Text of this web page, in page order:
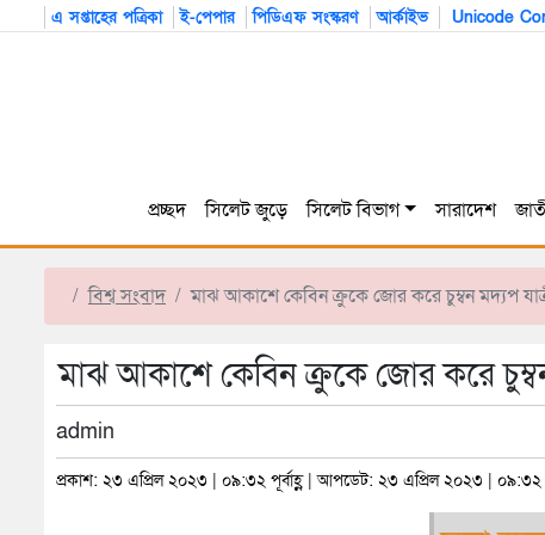
এ সপ্তাহের পত্রিকা ই-পেপার পিডিএফ সংস্করণ আর্কাইভ Unicode
প্রচ্ছদ সিলেট জুড়ে সিলেট বিভাগ সারাদেশ
বিশ্ব সংবাদ মাঝ আকাশে কেবিন ক্রুকে জোর করে চুম্বন মদ্যপ
মাঝ আকাশে কেবিন ক্রুকে জোর করে
admin
প্রকাশ: ২৩ এপ্রিল ২০২৩ | ০৯:৩২ পূর্বাহ্ণ | আপডেট: ২৩ এপ্রিল ২০২৩ | ০৯:৩২